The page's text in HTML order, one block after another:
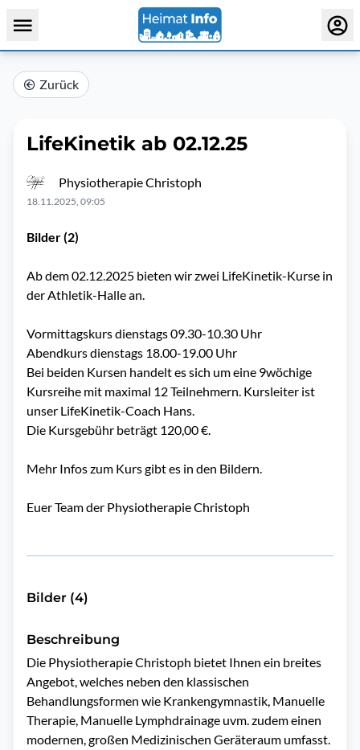
Zurück
LifeKinetik ab 02.12.25
Physiotherapie Christoph
18.11.2025, 09:05
Bilder (2)
Ab dem 02.12.2025 bieten wir zwei LifeKinetik-Kurse in
der Athletik-Halle an.
Vormittagskurs dienstags 09.30-10.30 Uhr
Abendkurs dienstags 18.00-19.00 Uhr
Bei beiden Kursen handelt es sich um eine 9wöchige
Kursreihe mit maximal 12 Teilnehmern. Kursleiter ist
unser LifeKinetik-Coach Hans.
Die Kursgebühr beträgt 120,00 €.
Mehr Infos zum Kurs gibt es in den Bildern.
Euer Team der Physiotherapie Christoph
Bilder (4)
Beschreibung
Die Physiotherapie Christoph bietet Ihnen ein breites
Angebot, welches neben den klassischen
Behandlungsformen wie Krankengymnastik, Manuelle
Therapie, Manuelle Lymphdrainage uvm. zudem einen
modernen, großen Medizinischen Geräteraum umfasst.